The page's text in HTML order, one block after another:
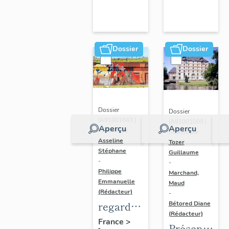
Dossier
Aperçu
Dossier
Réalisé par
Asseline
Stéphane
-
Philippe
Emmanuelle
(Rédacteur)
regard
photographique
France >
Dossier
Aperçu
Dossier
Réalisé par
Tozer
Guillaume
-
Marchand,
Maud
-
Bétored Diane
(Rédacteur)